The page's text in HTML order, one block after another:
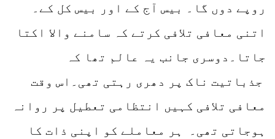
روپے دوں گا۔ بیس آج کے اور بیس کل کے۔
اتنی معافی تلافی کرتے کہ سامنے والا اکتا
جاتا۔دوسری جانب یہ عالم تھا کہ
جذباتیت ناک پر دھری رہتی تھی۔اس وقت
معافی تلافی کہیں انتظامی تعطیل پر روانہ
ہوجاتی تھی۔ ہر معاملے کو اپنی ذات کا